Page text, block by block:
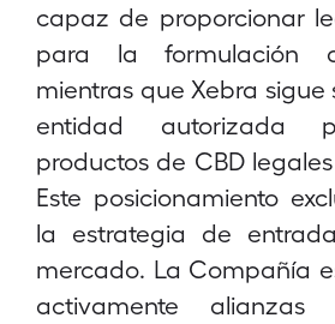
capaz de proporcionar
para la formulación
mientras que Xebra sigue
entidad autorizada
productos de CBD
Este posicionamiento
la estrategia de
mercado. La Compañía
activamente alianzas